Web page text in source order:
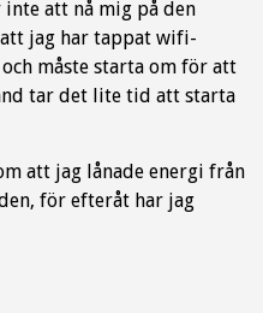
att nå mig på den
jag har tappat wifi-
måste starta om för att
tar det lite tid att starta
att jag lånade energi från
för efteråt har jag